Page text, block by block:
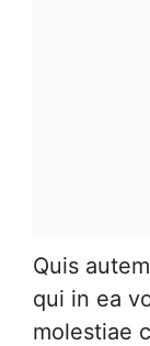
Quis
qui in ea
molestiae